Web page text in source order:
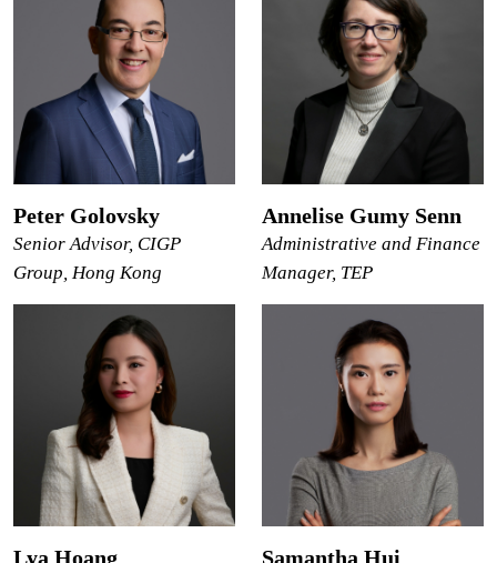
Peter Golovsky
Senior Advisor, CIGP
Group, Hong Kong
Annelise Gumy Senn
Administrative and Finance
Manager, TEP
Lya Hoang Samantha Hui